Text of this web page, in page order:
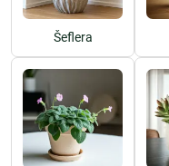
Šeflera